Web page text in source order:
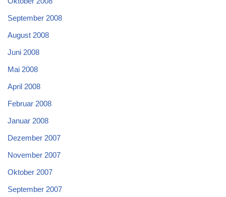
September 2008
August 2008
Juni 2008
Mai 2008
April 2008
Februar 2008
Januar 2008
Dezember 2007
November 2007
Oktober 2007
September 2007